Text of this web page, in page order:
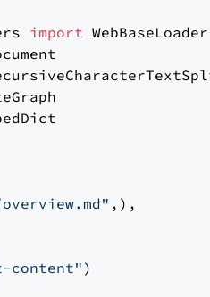
import
,),
content" )